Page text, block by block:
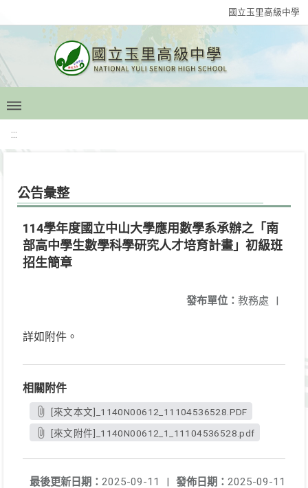
國立玉里高級中學
:::
公告彙整
114學年度國立中山大學應用數學系承辦之「南
部高中學生數學科學研究人才培育計畫」初級班
招生簡章
發布單位： 教務處 |
詳如附件。
相關附件
[來文本文]_1140N00612_11104536528.PDF
[來文附件]_1140N00612_1_11104536528.pdf
發佈日期： 2025-09-11
最後更新日期： 2025-09-11
|